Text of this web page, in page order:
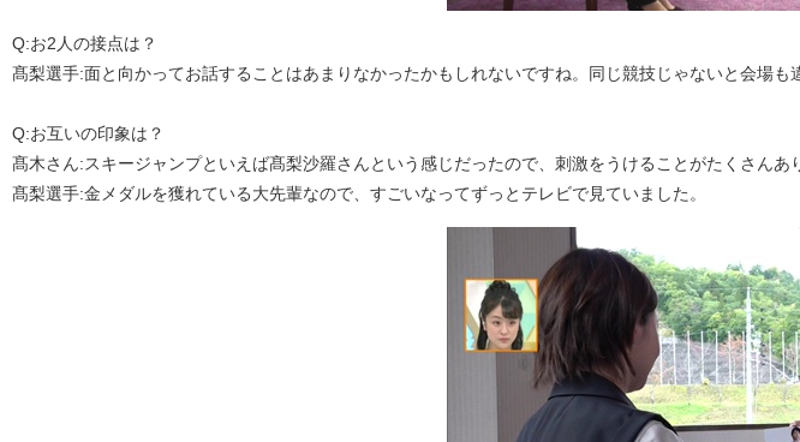
Q:お2人の接点は？
髙梨選手:面と向かってお話することはあまりなかったかもしれないですね。同じ競技じゃないと会場も
Q:お互いの印象は？
髙木さん:スキージャンプといえば髙梨沙羅さんという感じだったので、刺激をうけることがたくさんあ
髙梨選手:金メダルを獲れている大先輩なので、すごいなってずっとテレビで見ていました。